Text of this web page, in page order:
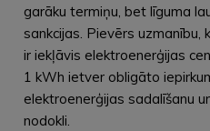
garāku termiņu, bet līguma
sankcijas. Pievērs
ir iekļāvis elektroenerģijas
1 kWh ietver obligāto
elektroenerģijas sadalīšanu
nodokli.